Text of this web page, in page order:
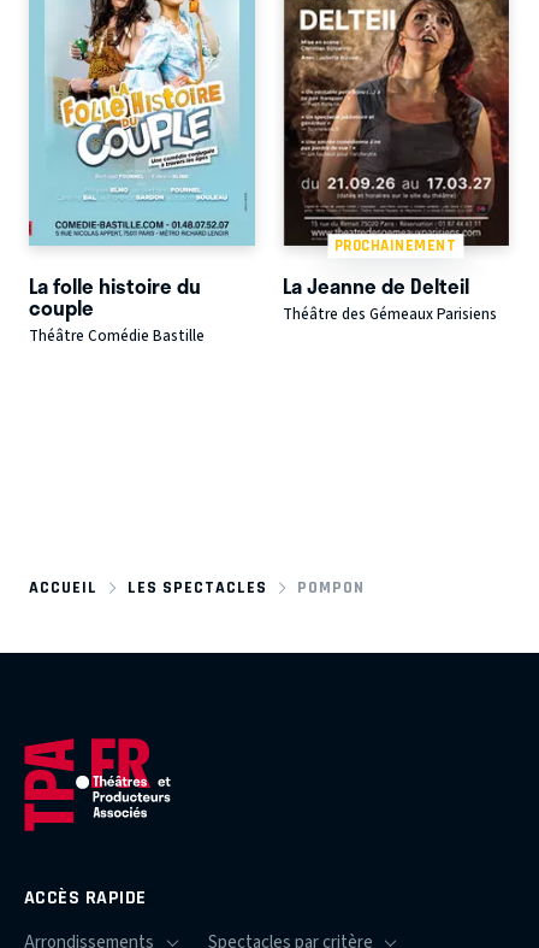
La folle histoire du
couple
Théâtre Comédie Bastille
PROCHAINEMENT
La Jeanne de Delteil
Théâtre des Gémeaux Parisiens
ACCUEIL LES SPECTACLES POMPON
ACCÈS RAPIDE